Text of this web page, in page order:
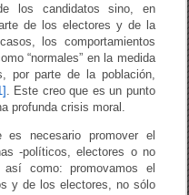
los candidatos sino, en
de los electores y de la
los comportamientos
“normales” en la medida
por parte de la población,
. Este creo que es un punto
profunda crisis moral.
es necesario promover el
-políticos, electores o no
como: promovamos el
y de los electores, no sólo